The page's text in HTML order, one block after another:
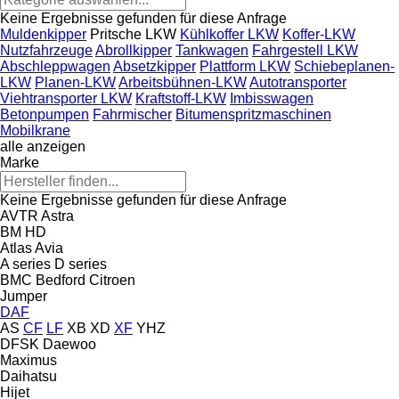
Keine Ergebnisse gefunden für diese Anfrage
Muldenkipper Pritsche LKW Kühlkoffer LKW Koffer-LKW
NutzfahrzeugeAbrollkipper Tankwagen Fahrgestell LKW
Abschleppwagen Absetzkipper Plattform LKW Schiebeplanen-
LKW Planen-LKWArbeitsbühnen-LKWAutotransporter
Viehtransporter LKW Kraftstoff-LKW Imbisswagen
Betonpumpen Fahrmischer Bitumenspritzmaschinen
Mobilkrane
alle anzeigen
Marke
Keine Ergebnisse gefunden für diese Anfrage
AVTR Astra
BM HD
AtlasAvia
A series D series
BMC Bedford Citroen
Jumper
DAF
AS CF LF XB XD XF YHZ
DFSK Daewoo
Maximus
Daihatsu
Hijet